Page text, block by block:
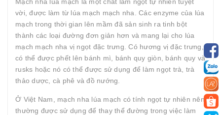
vời, được làm từ lúa mạch mạch nha. Các enzyme của lúa
mạch trong thời gian lên mầm đã sản sinh ra tinh bột
thành các loại đường đơn giản hơn và mang lại cho lúa
mạch mạch nha vị ngọt đặc trưng. Có hương vị đặc trưng,
có thể được phết lên bánh mì, bánh quy giòn, bánh quy và
rusks hoặc nó có thể được sử dụng để làm ngọt trà, trà
thảo dược, cà phê và đồ nướng.
Ở Việt Nam, mạch nha lúa mạch có tính ngọt tự nhiên nên
thường được sử dụng để thay thể đường trong việc làm